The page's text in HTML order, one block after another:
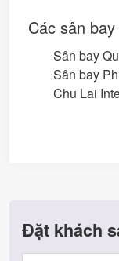
Các sân
Sân bay
Sân bay
Chu Lai
Đặt khách